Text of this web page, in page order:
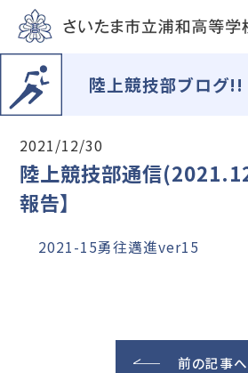
陸上競技部ブログ!!
2021/12/30
陸上競技部通信
報告】
2021-15勇往邁進ver15
前の記事へ